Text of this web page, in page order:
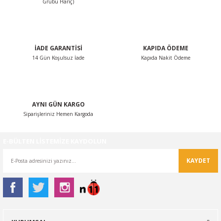
Grubu Hariç)
İADE GARANTİSİ
14 Gün Koşulsuz İade
KAPIDA ÖDEME
Kapıda Nakit Ödeme
AYNI GÜN KARGO
Siparişleriniz Hemen Kargoda
KAYDET